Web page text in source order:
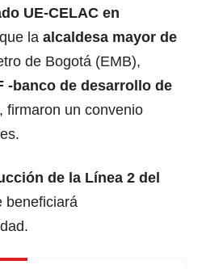
UE-CELAC en
la alcaldesa mayor de
de Bogotá (EMB),
-banco de desarrollo de
, firmaron un convenio
de la Línea 2 del
beneficiará